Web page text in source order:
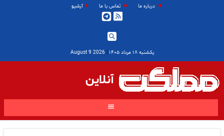
درباره ما تماس با ما آرشیو
یکشنبه ۱۸ مرداد ۱۴۰۵ |
2026 August 9
آنلاین